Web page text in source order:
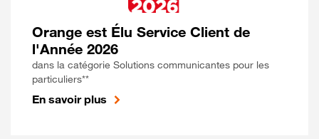
Orange est Élu Service Client de
l'Année 2026
dans la catégorie Solutions communicantes pour les
particuliers**
En savoir plus